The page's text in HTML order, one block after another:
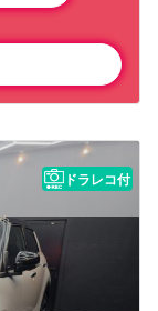
ドラレコ付